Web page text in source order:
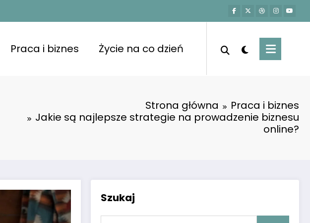
Praca i biznes Życie na co dzień
Strona główna
Praca i biznes
Jakie są najlepsze strategie na prowadzenie biznesu
online?
Szukaj